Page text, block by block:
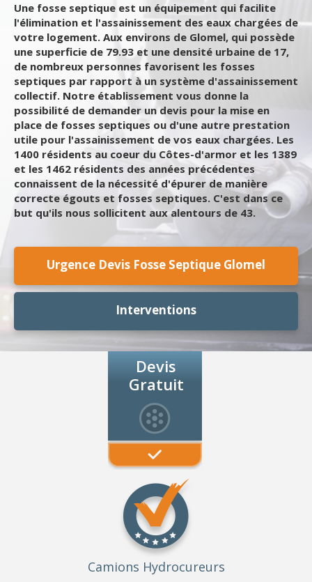
Une fosse septique est un équipement qui facilite
l'élimination et l'assainissement des eaux chargées de
votre logement. Aux environs de Glomel, qui possède
une superficie de 79.93 et une densité urbaine de 17,
de nombreux personnes favorisent les fosses
septiques par rapport à un système d'assainissement
collectif. Notre établissement vous donne la
possibilité de demander un devis pour la mise en
place de fosses septiques ou d'une autre prestation
utile pour l'assainissement de vos eaux chargées. Les
1400 résidents au coeur du Côtes-d'armor et les 1389
et les 1462 résidents des années précédentes
connaissent de la nécessité d'épurer de manière
correcte égouts et fosses septiques. C'est dans ce
but qu'ils nous sollicitent aux alentours de 43.
Urgence Devis Fosse Septique Glomel
Interventions
Devis
Gratuit
Camions Hydrocureurs